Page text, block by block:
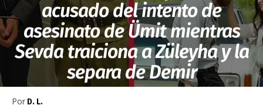
acusado del intento de
asesinato de Ümit mientras
Sevda traiciona a Züleyha y la
separa de Demir
Por D. L.